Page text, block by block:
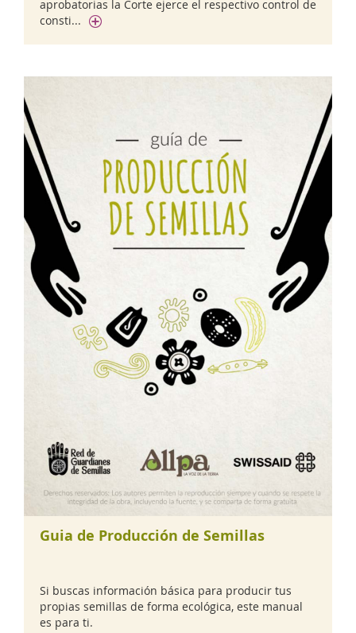
aprobatorias la Corte ejerce el respectivo control de
consti...
Guia de Producción de Semillas
Si buscas información básica para producir tus
propias semillas de forma ecológica, este manual
es para ti.